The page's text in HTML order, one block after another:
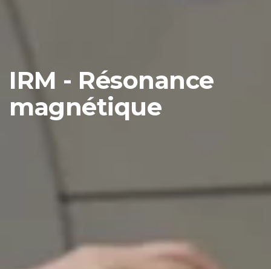
IRM - Résonance
magnétique